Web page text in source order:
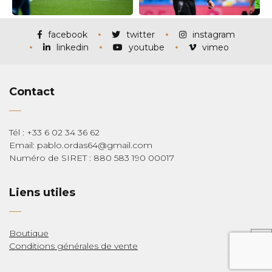
facebook twitter
instagram
linkedin
youtube vimeo
Contact
Tél : +33 6 02 34 36 62
Email: pablo.ordas64@gmail.com
Numéro de SIRET : 880 583 190 00017
Liens utiles
Boutique
Conditions générales de vente